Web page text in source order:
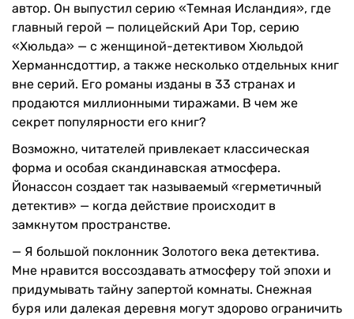
автор. Он выпустил серию «Темная Исландия», где
главный герой — полицейский Ари Тор, серию
«Хюльда» — с женщиной-детективом Хюльдой
Херманнсдоттир, а также несколько отдельных книг
вне серий. Его романы изданы в 33 странах и
продаются миллионными тиражами. В чем же
секрет популярности его книг?
Возможно, читателей привлекает классическая
форма и особая скандинавская атмосфера.
Йонассон создает так называемый «герметичный
детектив» — когда действие происходит в
замкнутом пространстве.
— Я большой поклонник Золотого века детектива.
Мне нравится воссоздавать атмосферу той эпохи и
придумывать тайну запертой комнаты. Снежная
буря или далекая деревня могут здорово ограничить